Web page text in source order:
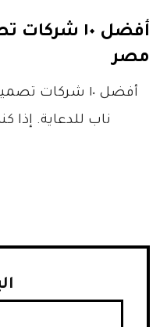
أفضل ١٠
مصر
أفضل ١٠
ناب للدعاية.